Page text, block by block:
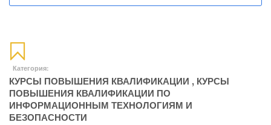
Категория:
КУРСЫ ПОВЫШЕНИЯ КВАЛИФИКАЦИИ , КУРСЫ
ПОВЫШЕНИЯ КВАЛИФИКАЦИИ ПО
ИНФОРМАЦИОННЫМ ТЕХНОЛОГИЯМ И
БЕЗОПАСНОСТИ